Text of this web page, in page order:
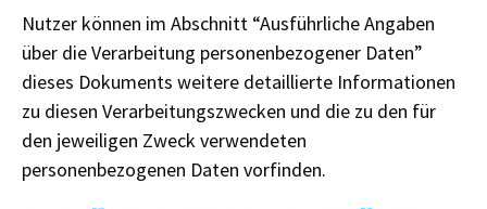
Nutzer können im Abschnitt “Ausführliche Angaben
über die Verarbeitung personenbezogener Daten”
dieses Dokuments weitere detaillierte Informationen
zu diesen Verarbeitungszwecken und die zu den für
den jeweiligen Zweck verwendeten
personenbezogenen Daten vorfinden.